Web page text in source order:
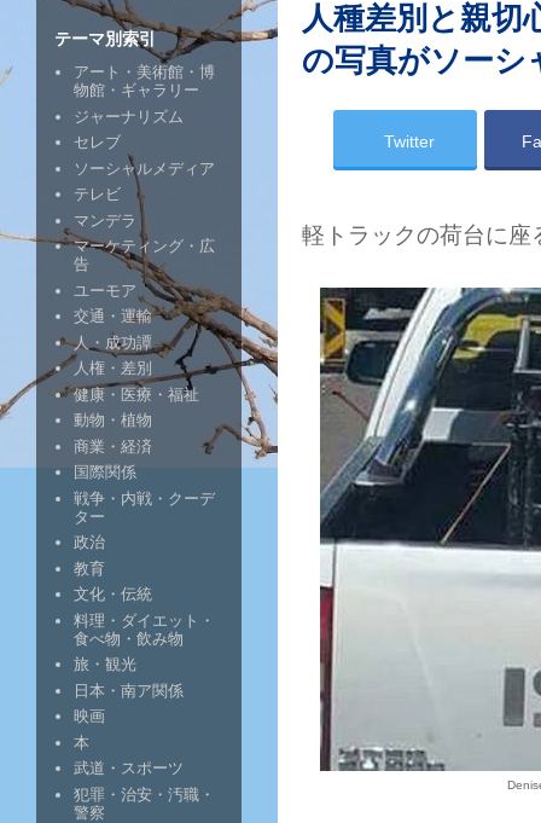
人種差別と親
の写真がソーシ
Twitter
軽トラックの荷台に座
テーマ別索引
アート・美術館・博
物館・ギャラリー
ジャーナリズム
セレブ
ソーシャルメディア
テレビ
マンデラ
マーケティング・広
告
ユーモア
交通・運輸
人・成功譚
人権・差別
健康・医療・福祉
動物・植物
商業・経済
国際関係
戦争・内戦・クーデ
ター
政治
教育
文化・伝統
料理・ダイエット・
食べ物・飲み物
旅・観光
日本・南ア関係
映画
本
武道・スポーツ
犯罪・治安・汚職・
警察